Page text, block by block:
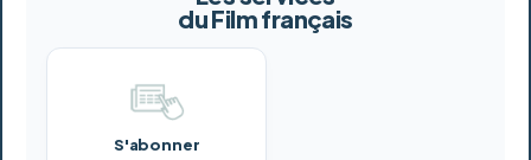
du Film français
S'abonner